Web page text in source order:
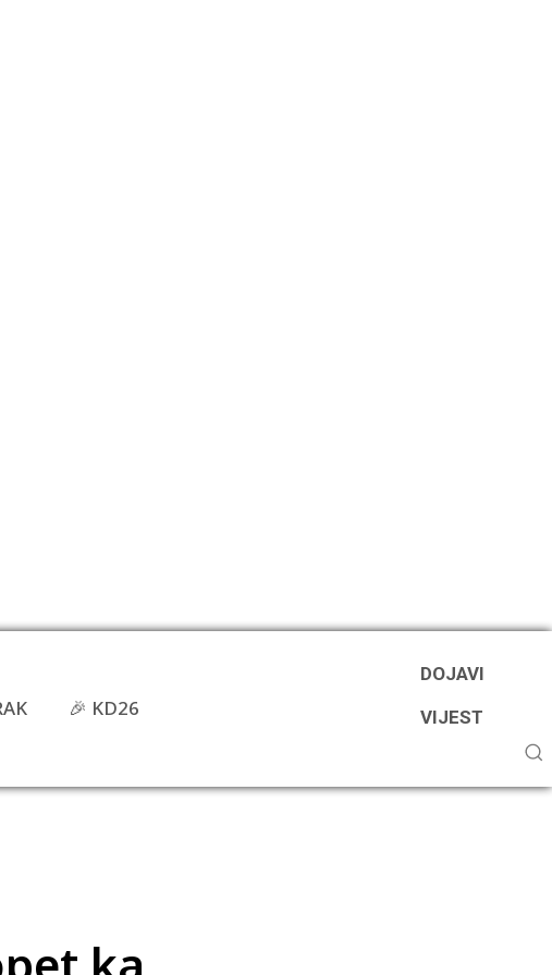
🎉 KD26
DOJAVI
VIJEST